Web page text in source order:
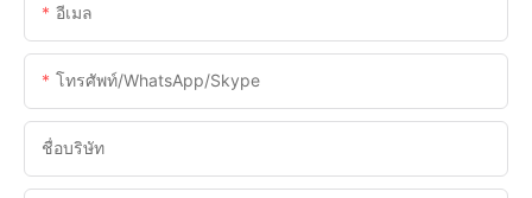
อีเมล
โทรศัพท์/WhatsApp/Skype
ชื่อบริษัท